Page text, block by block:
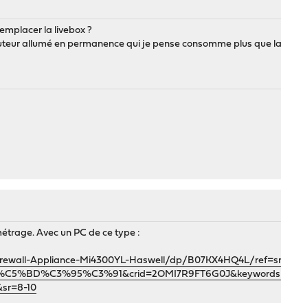
la livebox ?
allumé en permanence qui je pense consomme plus que
Avec un PC de ce type :
Appliance-Mi4300YL-Haswell/dp/B07KX4HQ4L/
10